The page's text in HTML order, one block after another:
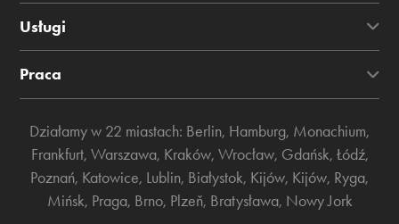
Usługi
Praca
Działamy w 22 miastach: Berlin, Hamburg, Monachium,
Frankfurt, Warszawa, Kraków, Wrocław, Gdańsk, Łódź,
Poznań, Katowice, Lublin, Białystok, Kijów, Kijów, Ryga,
Mińsk, Praga, Brno, Plzeň, Bratysława, Nowy Jork